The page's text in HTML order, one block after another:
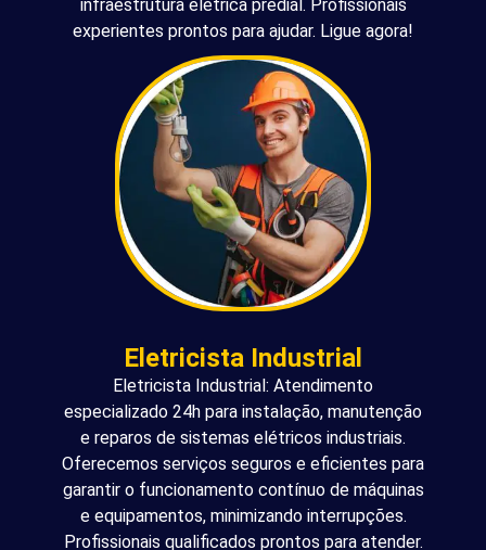
infraestrutura elétrica predial. Profissionais
experientes prontos para ajudar. Ligue agora!
Eletricista Industrial
Eletricista Industrial: Atendimento
especializado 24h para instalação, manutenção
e reparos de sistemas elétricos industriais.
Oferecemos serviços seguros e eficientes para
garantir o funcionamento contínuo de máquinas
e equipamentos, minimizando interrupções.
Profissionais qualificados prontos para atender.